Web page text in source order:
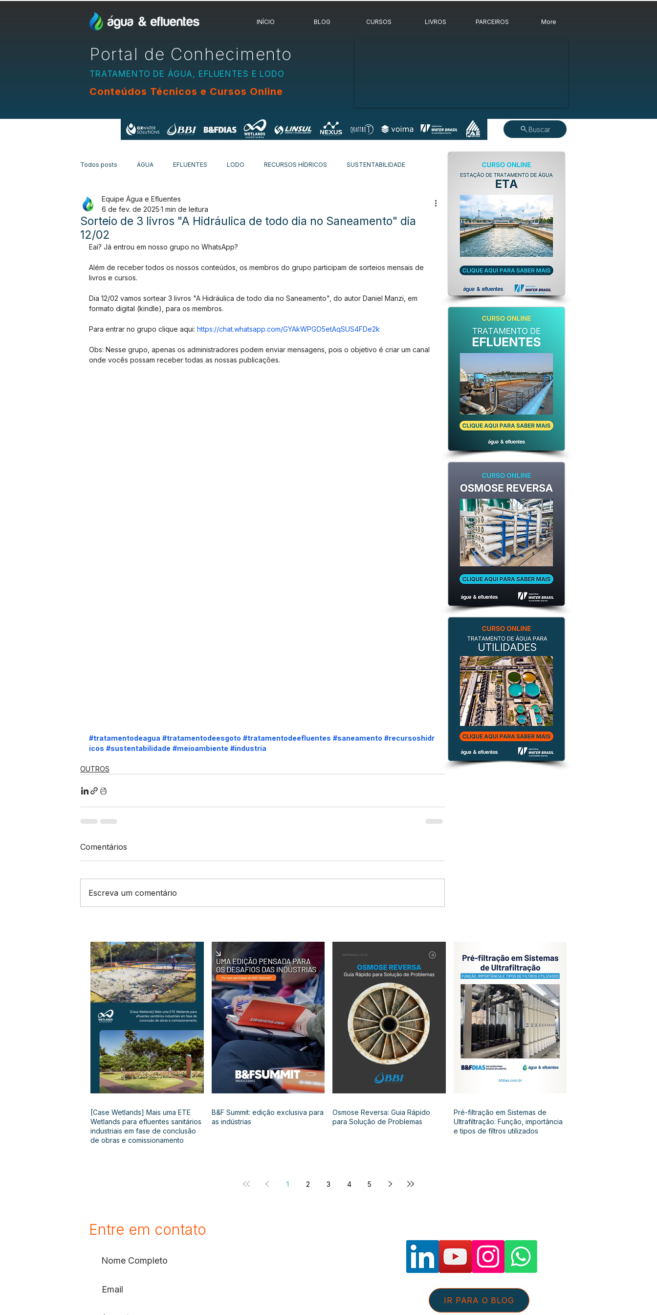
INÍCIO BLOG CURSOS LIVROS PARCEIROS More
Portal de Conhecimento
TRATAMENTO DE ÁGUA, EFLUENTES E LODO
Conteúdos Técnicos e Cursos Online
Buscar
Todos posts ÁGUA EFLUENTES LODO RECURSOS HÍDRICOS SUSTENTABILIDADE
EQUIPAMENTOS CURSOS
Sorteio de 3 livros "A Hidráulica de todo dia no Saneamento" dia
12/02
Equipe Água e Efluentes
6 de fev. de 2025 1 min de leitura
Eai? Já entrou em nosso grupo no WhatsApp?
Além de receber todos os nossos conteúdos, os membros do grupo participam de sorteios mensais de
livros e cursos.
Dia 12/02 vamos sortear 3 livros "A Hidráulica de todo dia no Saneamento", do autor Daniel Manzi, em
formato digital (kindle), para os membros.
Para entrar no grupo clique aqui: https://chat.whatsapp.com/GYAkWPGO5etAqSUS4FDe2k
Obs: Nesse grupo, apenas os administradores podem enviar mensagens, pois o objetivo é criar um canal
onde vocês possam receber todas as nossas publicações.
#tratamentodeagua #tratamentodeesgoto #tratamentodeefluentes #saneamento #recursoshidr
icos #sustentabilidade #meioambiente #industria
OUTROS
Comentários
Escreva um comentário
[Case Wetlands] Mais uma ETE
Wetlands para efluentes sanitários
industriais em fase de conclusão
de obras e comissionamento
B&F Summit: edição exclusiva para
as indústrias
Osmose Reversa: Guia Rápido
para Solução de Problemas
Pré-filtração em Sistemas de
Ultrafiltração: Função, importância
e tipos de filtros utilizados
1 2 3 4 5
Entre em contato
IR PARA O BLOG